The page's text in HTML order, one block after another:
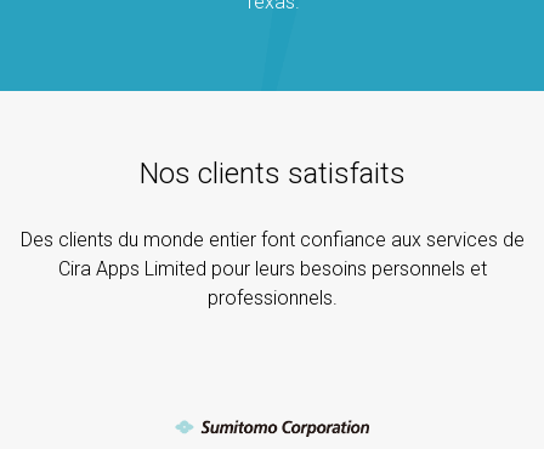
Nos clients satisfaits
Des clients du monde entier font confiance aux services de
Cira Apps Limited pour leurs besoins personnels et
professionnels.